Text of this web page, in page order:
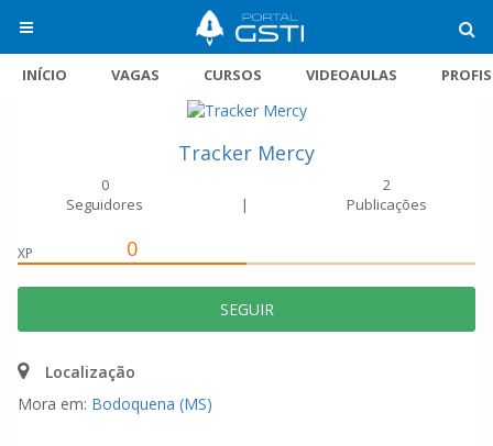
INÍCIO VAGAS CURSOS VIDEOAULAS
Tracker Mercy
0
Seguidores
|
2
Publicações
XP 0
SEGUIR
Localização
Mora em: Bodoquena (MS)